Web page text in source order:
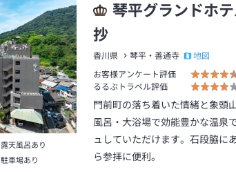
露天風呂あり
駐車場あり
琴平グランドホ
抄
香川県 琴平・善通寺
地図
お客様アンケート評価
るるぶトラベル評価
門前町の落ち着いた情緒と象頭
風呂・大浴場で効能豊かな温泉
ュしていただけます。石段脇に
ら参拝に便利。